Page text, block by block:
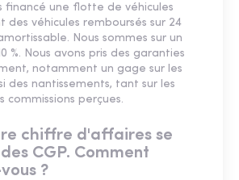
financé une flotte de véhicules
des véhicules remboursés sur 24
Nous sommes sur un
%. Nous avons pris des garanties
notamment un gage sur les
des nantissements, tant sur les
commissions perçues.
chiffre d'affaires se
CGP. Comment
?